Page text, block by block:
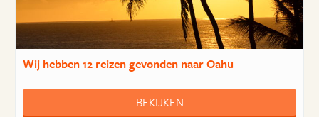
Wij hebben12 reizengevonden naar Oahu
BEKIJKEN